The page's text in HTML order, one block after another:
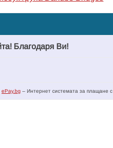
Благодаря Ви!
ePay.bg – Интернет системата за плащане